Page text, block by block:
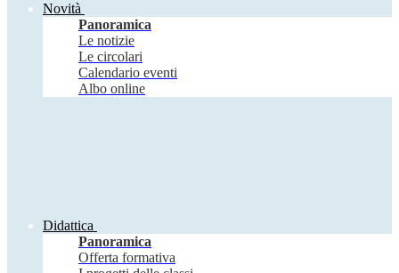
Novità
Panoramica
Le notizie
Le circolari
Calendario eventi
Albo online
Didattica
Panoramica
Offerta formativa